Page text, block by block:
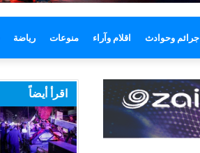
جرائم وحوادث اقلام وآراء منوعات رياضة
اقرأ أيضاً